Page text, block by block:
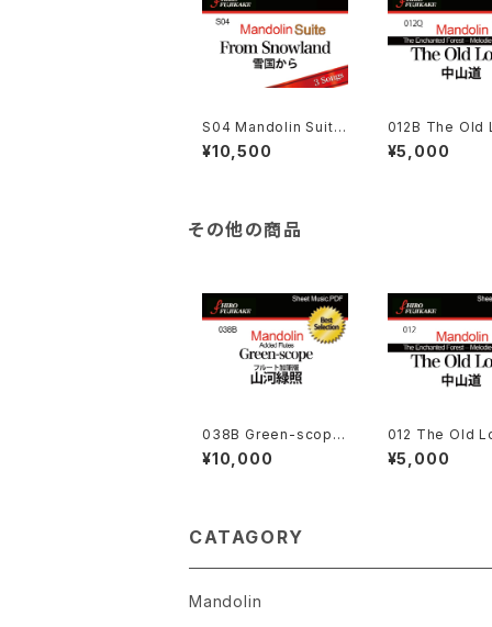
S04 Mandolin Suite:
From Snowland マン
ドリン組曲：雪国から
¥10,500
012B The Old
d – Flute
山道ーフルート
¥5,000
その他の商品
038B Green-scope
(Added Flutes) 山河
緑照（フルート加筆版）
¥10,000
012 The Old
Mandolin
(中山道)
¥5,000
CATAGORY
Mandolin